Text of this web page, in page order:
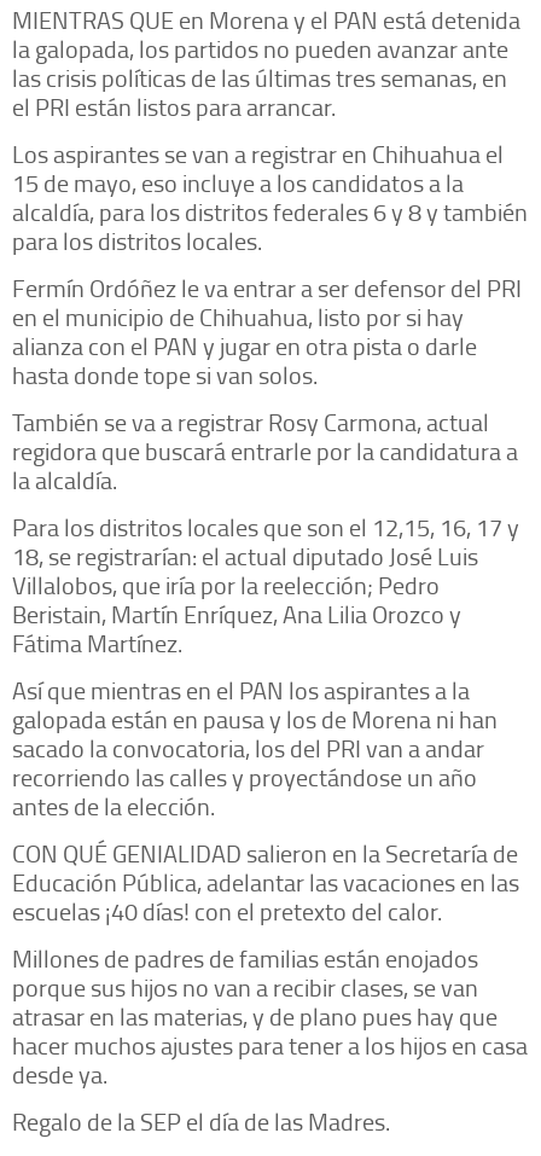
MIENTRAS QUE en Morena y el PAN está detenida
la galopada, los partidos no pueden avanzar ante
las crisis políticas de las últimas tres semanas, en
el PRI están listos para arrancar.
Los aspirantes se van a registrar en Chihuahua el
15 de mayo, eso incluye a los candidatos a la
alcaldía, para los distritos federales 6 y 8 y también
para los distritos locales.
Fermín Ordóñez le va entrar a ser defensor del PRI
en el municipio de Chihuahua, listo por si hay
alianza con el PAN y jugar en otra pista o darle
hasta donde tope si van solos.
También se va a registrar Rosy Carmona, actual
regidora que buscará entrarle por la candidatura a
la alcaldía.
Para los distritos locales que son el 12,15, 16, 17 y
18, se registrarían: el actual diputado José Luis
Villalobos, que iría por la reelección; Pedro
Beristain, Martín Enríquez, Ana Lilia Orozco y
Fátima Martínez.
Así que mientras en el PAN los aspirantes a la
galopada están en pausa y los de Morena ni han
sacado la convocatoria, los del PRI van a andar
recorriendo las calles y proyectándose un año
antes de la elección.
CON QUÉ GENIALIDAD salieron en la Secretaría de
Educación Pública, adelantar las vacaciones en las
escuelas ¡40 días! con el pretexto del calor.
Millones de padres de familias están enojados
porque sus hijos no van a recibir clases, se van
atrasar en las materias, y de plano pues hay que
hacer muchos ajustes para tener a los hijos en casa
desde ya.
Regalo de la SEP el día de las Madres.